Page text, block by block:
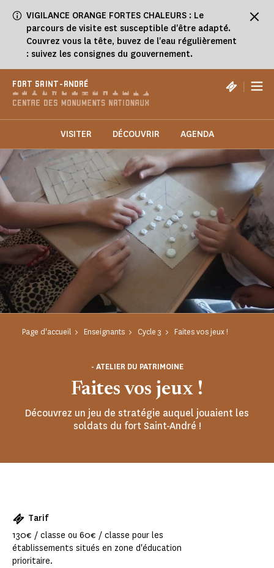
VIGILANCE ORANGE FORTES CHALEURS : Le
parcours de visite est susceptible d'être adapté.
Couvrez vous la tête, buvez de l'eau régulièrement
: suivez les consignes du gouvernement.
FORT SAINT-ANDRÉ |
VISITER DÉCOUVRIR AGENDA
Page d'accueil Enseignants Cycle 3 Faites vos jeux !
Faites vos jeux !
- ATELIER DU PATRIMOINE
Découvrez un jeu de stratégie auquel jouaient les
soldats du fort Saint-André !
Tarif
130€ / classe ou 60€ / classe pour les
établissements situés en zone d'éducation
prioritaire.